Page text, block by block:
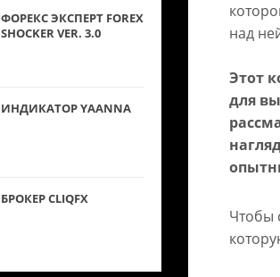
над
Этот
для
Чтобы
ФОРЕКС ЭКСПЕРТ FOREX
SHOCKER VER. 3.0
ИНДИКАТОР YAANNA
БРОКЕР CLIQFX